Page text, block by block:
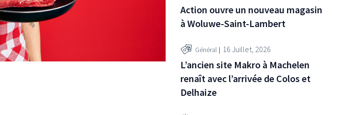
Action ouvre un nouveau magasin
à Woluwe-Saint-Lambert
Général 16 Juillet, 2026
L’ancien site Makro à Machelen
renaît avec l’arrivée de Colos et
Delhaize